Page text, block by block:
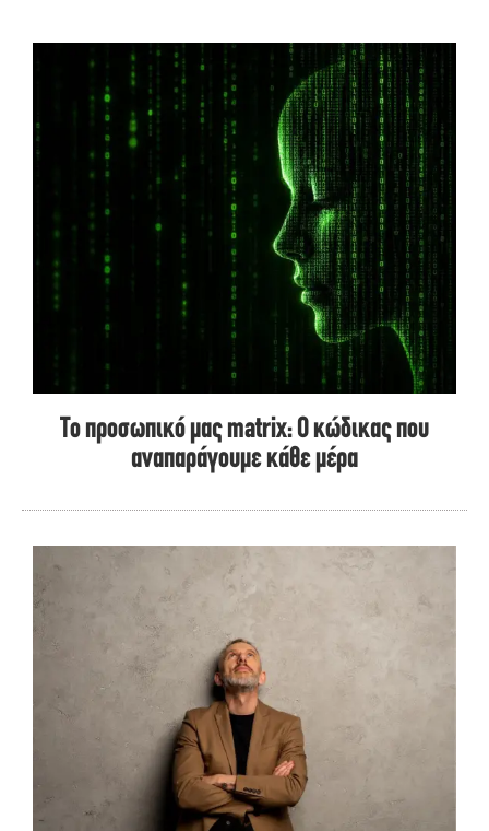
Το προσωπικό μας matrix: Ο κώδικας που
αναπαράγουμε κάθε μέρα